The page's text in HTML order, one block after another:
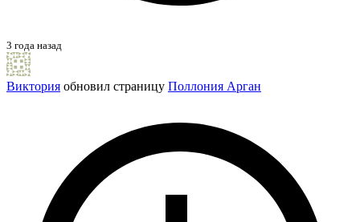
3 года назад
Виктория обновил страницу Поллония Арган